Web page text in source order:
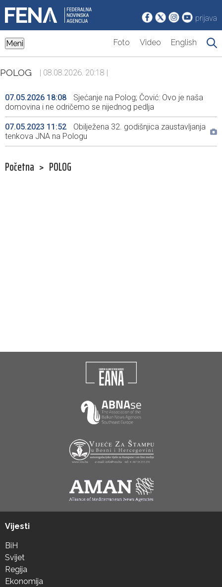
prijava
Meni Foto Video English
POLOG | 08.08.2026. 20:18 |
07.05.2026 18:08
Sjećanje na Polog; Čović: Ovo je naša
domovina i ne odričemo se nijednog pedlja
07.05.2023 11:52
Obilježena 32. godišnjica zaustavljanja
tenkova JNA na Pologu
Početna > POLOG
Vijesti
BiH
Svijet
Regija
Ekonomija